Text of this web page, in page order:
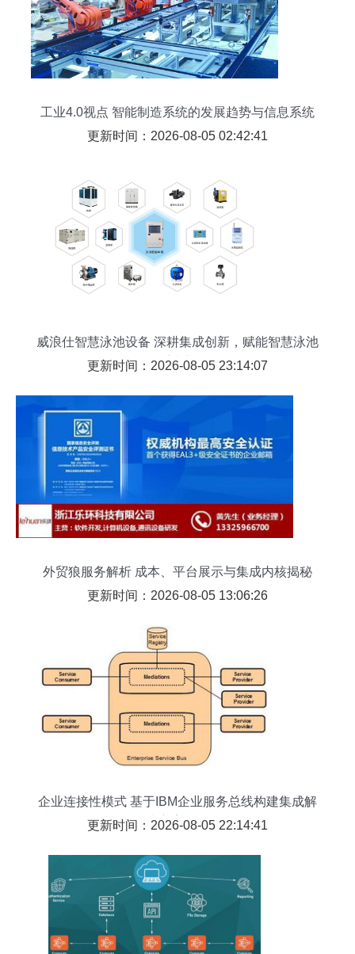
工业4.0视点 智能制造系统的发展趋势与信息系统
集成服务
更新时间：2026-08-05 02:42:41
威浪仕智慧泳池设备 深耕集成创新，赋能智慧泳池
控制系统新纪元
更新时间：2026-08-05 23:14:07
外贸狼服务解析 成本、平台展示与集成内核揭秘
更新时间：2026-08-05 13:06:26
企业连接性模式 基于IBM企业服务总线构建集成解
决方案战略
更新时间：2026-08-05 22:14:41